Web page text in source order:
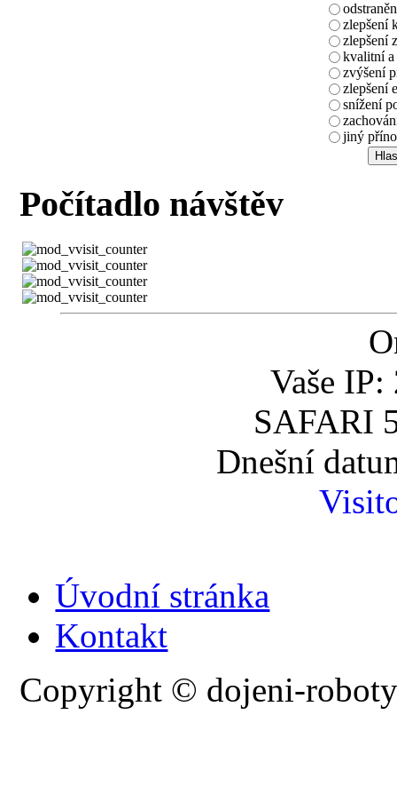
zlepšení
zlepšení
kvalitní a
zvýšení
zlepšení
snížení
jiný
Počítadlo návštěv
Vaše
SAFARI
Dnešní
Úvodní stránka
Kontakt
Copyright © dojeni-